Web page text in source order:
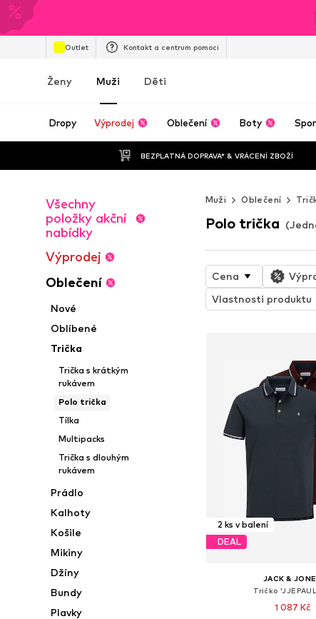
Outlet Kontakt a centrum pomoci
Ženy Muži Děti
Dropy Výprodej Oblečení Boty
BEZPLATNÁ DOPRAVA* & VRÁCENÍ ZBOŽÍ
Všechny
položky akční
nabídky
Výprodej
Oblečení
Nové
Oblíbené
Trička
Trička s krátkým
rukávem
Polo trička
Tílka
Multipacks
Trička s dlouhým
rukávem
Prádlo
Kalhoty
Košile
Mikiny
Džíny
Bundy
Plavky
Muži Oblečení
Polo trička
Cena
Vlastnosti produktu
2 ks v balení
DEAL
JACK &
Tričko
1 087 Kč